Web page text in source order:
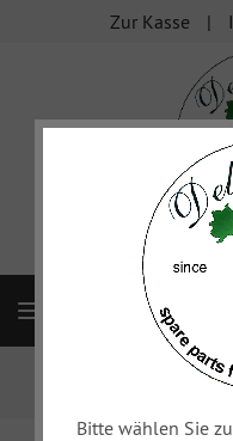
Zur Kasse
Alfa 750/101
Frontscheibe,
Bitte wählen Sie